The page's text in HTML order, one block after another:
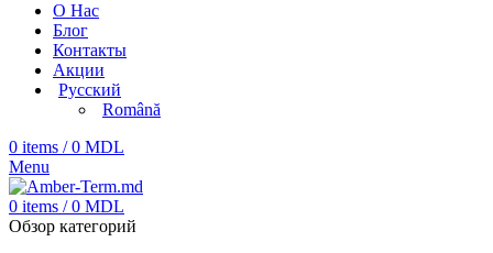
О Нас
Блог
Контакты
Акции
Русский
Română
0 items / 0 MDL
Menu
0 items / 0 MDL
Обзор категорий